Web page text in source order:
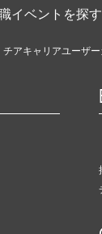
イベントを探す
チアキャリアユーザー